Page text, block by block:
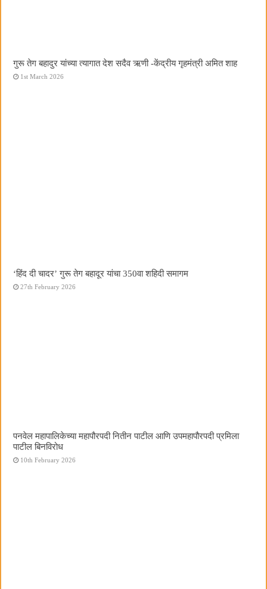
गुरू तेग बहादुर यांच्या त्यागात देश सदैव ऋणी -केंद्रीय गृहमंत्री अमित शाह
1st March 2026
‘हिंद दी चादर’ गुरू तेग बहादूर यांचा 350वा शहिदी समागम
27th February 2026
पनवेल महापालिकेच्या महापौरपदी नितीन पाटील आणि उपमहापौरपदी प्रमिला
पाटील बिनविरोध
10th February 2026